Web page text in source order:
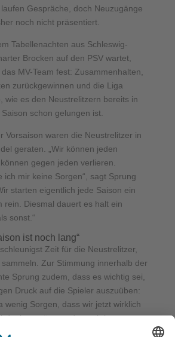
Gespräche, doch Neuzugänge
noch nicht präsentiert.
Tabellenachten aus Schleswig-
Brocken auf den PSV wartet,
MV-Team fest: Zusammenhalten,
zurückgewinnen und die Liga
wie es den Neustrelitzern bereits in
schon gelungen ist.
Vorsaison waren die Neustrelitzer in
geraten. „Wir können jeden
gegen jeden verlieren.
ich mir keine Sorgen“, sagt Sprung
starten eigentlich jede Saison ein
rein. Diesmal dauert es halt ein
sonst.“
ist noch lang“
Zeit für die Neustrelitzer,
Zur Stimmung innerhalb der
Sprung zudem, dass es wichtig sei,
Druck auf die Spieler auszuüben:
wenig Sorgen, dass wir jetzt wirklich
müssen, dass wir im
Die Saison ist noch lang.“